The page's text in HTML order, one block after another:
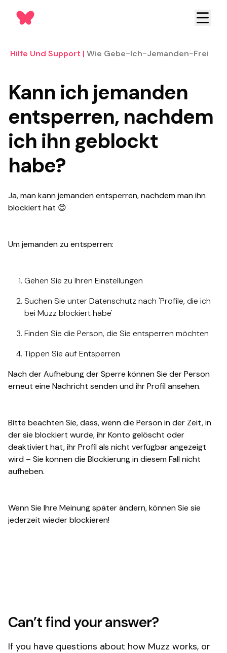
Hilfe Und Support | Wie Gebe-Ich-Jemanden-Frei
Kann ich jemanden
entsperren, nachdem
ich ihn geblockt
habe?
Ja, man kann jemanden entsperren, nachdem man ihn
blockiert hat 😊
Um jemanden zu entsperren:
Gehen Sie zu Ihren Einstellungen
Suchen Sie unter Datenschutz nach 'Profile, die ich
bei Muzz blockiert habe'
Finden Sie die Person, die Sie entsperren möchten
Tippen Sie auf Entsperren
Nach der Aufhebung der Sperre können Sie der Person
erneut eine Nachricht senden und ihr Profil ansehen.
Bitte beachten Sie, dass, wenn die Person in der Zeit, in
der sie blockiert wurde, ihr Konto gelöscht oder
deaktiviert hat, ihr Profil als nicht verfügbar angezeigt
wird – Sie können die Blockierung in diesem Fall nicht
aufheben.
Wenn Sie Ihre Meinung später ändern, können Sie sie
jederzeit wieder blockieren!
Can’t find your answer?
If you have questions about how Muzz works, or